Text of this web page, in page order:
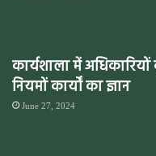
कार्यशाला में अधिकारियों
नियमों कार्यों का ज्ञान
June 27, 2024